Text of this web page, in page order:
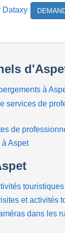
Dataxy
à
services de
de
Aspet
touristiques
et activités
dans les